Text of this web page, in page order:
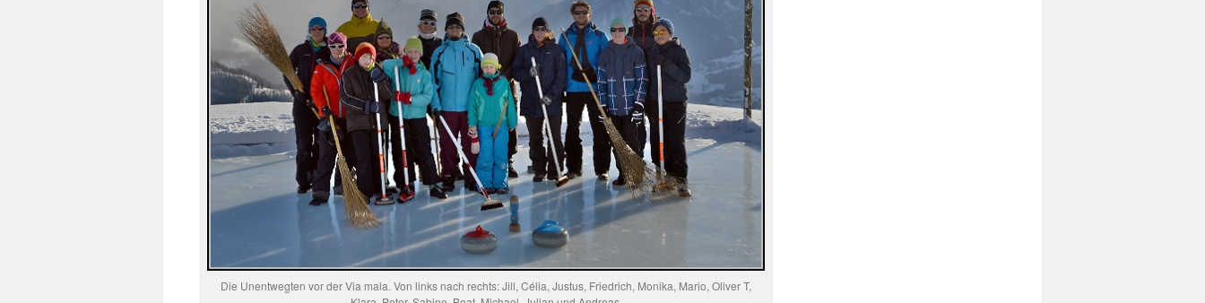
Die Unentwegten vor der Via mala. Von links nach rechts: Jill, Célia, Justus, Friedrich, Monika, Mario, Oliver T,